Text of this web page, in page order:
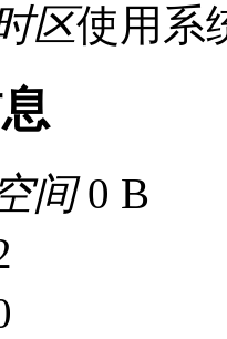
区使用系
间0 B